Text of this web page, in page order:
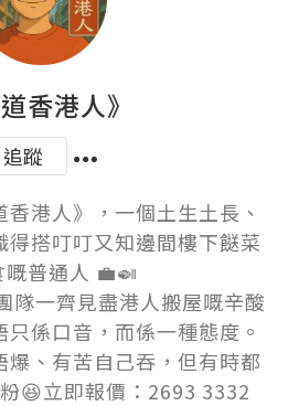
香港人》
追蹤
港人》，一個土生土長、
得搭叮叮又知邊間樓下餸菜
嘅普通人 💼🍛
隊一齊見盡港人搬屋嘅辛酸
係口音，而係一種態度。
爆、有苦自己吞，但有時都
😆立即報價：2693 3332